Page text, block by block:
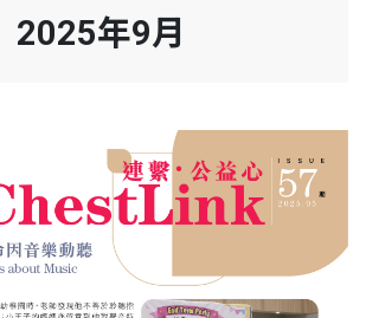
2025年9月